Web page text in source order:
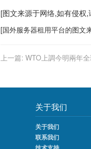
[图文来源于网络,如有侵权,
[国外服务器租用平台的图文
上一篇: WTO上調今明兩年
关于我们
关于我们
联系我们